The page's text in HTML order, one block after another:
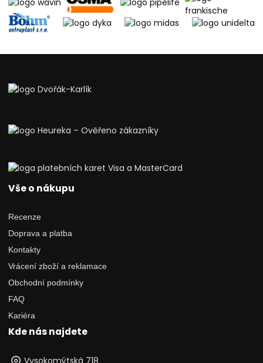
Vše o nákupu
Recenze
Doprava a platba
Kontakty
Vrácení zboží a reklamace
Obchodní podmínky
FAQ
Kariéra
Kde nás najdete
Vysokomýtská 718